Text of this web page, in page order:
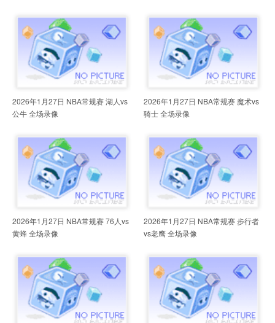
2026年1月27日 NBA常规赛 湖人vs
公牛 全场录像
2026年1月27日 NBA常规赛 魔术vs
骑士 全场录像
2026年1月27日 NBA常规赛 76人vs
黄蜂 全场录像
2026年1月27日 NBA常规赛 步行者
vs老鹰 全场录像